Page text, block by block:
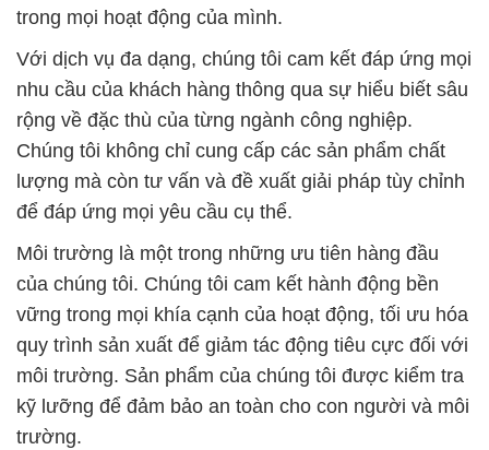
trong mọi hoạt động của mình.
Với dịch vụ đa dạng, chúng tôi cam kết đáp ứng mọi
nhu cầu của khách hàng thông qua sự hiểu biết sâu
rộng về đặc thù của từng ngành công nghiệp.
Chúng tôi không chỉ cung cấp các sản phẩm chất
lượng mà còn tư vấn và đề xuất giải pháp tùy chỉnh
để đáp ứng mọi yêu cầu cụ thể.
Môi trường là một trong những ưu tiên hàng đầu
của chúng tôi. Chúng tôi cam kết hành động bền
vững trong mọi khía cạnh của hoạt động, tối ưu hóa
quy trình sản xuất để giảm tác động tiêu cực đối với
môi trường. Sản phẩm của chúng tôi được kiểm tra
kỹ lưỡng để đảm bảo an toàn cho con người và môi
trường.